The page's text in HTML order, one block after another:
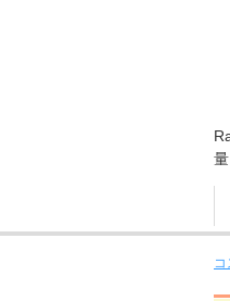
量
コ